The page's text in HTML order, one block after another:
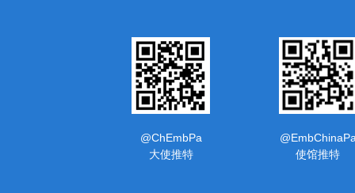
@ChEmbPa
大使推特
使馆推特